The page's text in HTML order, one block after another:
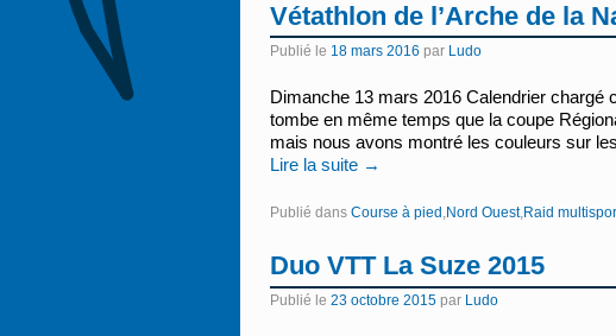
Vétathlon de l’Arche de la
Publié le 18 mars 2016 par Ludo
Dimanche 13 mars 2016 Calendrier chargé
tombe en même temps que la coupe
mais nous avons montré les couleurs sur
Lire la suite →
Publié dans Course à pied Nord Ouest, Raid
Duo VTT La Suze 2015
Publié le 23 octobre 2015 par Ludo